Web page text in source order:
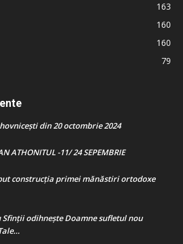
163
160
160
79
din 20 octombrie 2024
ATHONITUL -11/ 24 SEPEMBRIE
construcţia primei mănăstiri ortodoxe
Sfinții odihnește Doamne sufletul nou